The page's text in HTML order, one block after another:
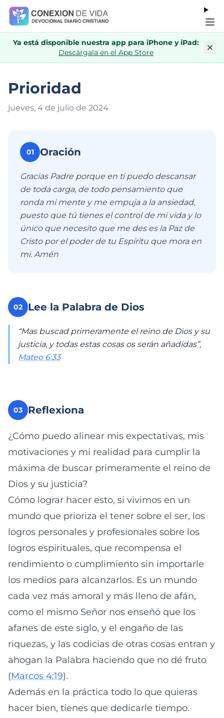
Ya está disponible nuestra app para iPhone y iPad:
Descárgala en el App Store
Prioridad
jueves, 4 de julio de 2024
01 Oración
Gracias Padre porque en ti puedo descansar
de toda carga, de todo pensamiento que
ronda mi mente y me empuja a la ansiedad,
puesto que tú tienes el control de mi vida y lo
único que necesito que me des es la Paz de
Cristo por el poder de tu Espíritu que mora en
mi. Amén
02 Lee la Palabra de Dios
“Mas buscad primeramente el reino de Dios y su
justicia, y todas estas cosas os serán añadidas”,
Mateo 6:33
03 Reflexiona
¿Cómo puedo alinear mis expectativas, mis
motivaciones y mi realidad para cumplir la
máxima de buscar primeramente el reino de
Dios y su justicia?
Cómo lograr hacer esto, si vivimos en un
mundo que prioriza el tener sobre el ser, los
logros personales y profesionales sobre los
logros espirituales, que recompensa el
rendimiento o cumplimiento sin importarle
los medios para alcanzarlos. Es un mundo
cada vez más amoral y más lleno de afán,
como el mismo Señor nos enseñó que los
afanes de este siglo, y el engaño de las
riquezas, y las codicias de otras cosas entran y
ahogan la Palabra haciendo que no dé fruto
(Marcos 4:19).
Además en la práctica todo lo que quieras
hacer bien, tienes que dedicarle tiempo.